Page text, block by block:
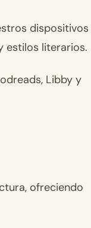
dispositivos
estilos literarios.
Libby y
ofreciendo